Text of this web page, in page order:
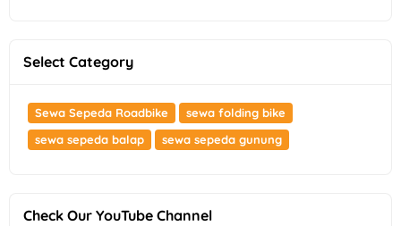
Select Category
Sewa Sepeda Roadbike
sewa folding bike
sewa sepeda balap
sewa sepeda gunung
Check Our YouTube Channel